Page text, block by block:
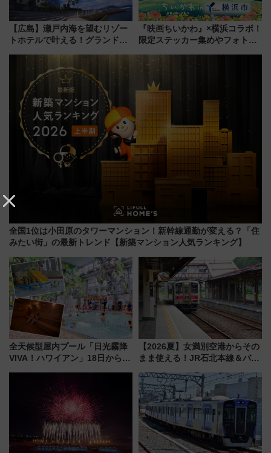
【広島】瀬戸内海を望むリゾー
トホテルで叶える！グランドプ
ディング＆カジュアルパーティ
ープラン
『映画ちいかわ』×横浜コラボ！
限定ステッカー集めやフォトス
いを満喫しよう（花火鑑賞会応
募は7/12まで！）
全国1位は小田原のタワーマンション！新幹線通勤が変える？「住
みたい街」の最新トレンド【新築マンション人気ランキング】
全天候型屋内プール「日光霧降
VIVA！ハワイアン」18日から営
ァミリーから大人まで幅広い世
代が一日中楽しる夏のリゾート
を楽しんで
【2026夏】女満別空港からその
まま使える！JR石北本線＆バス
ーパス」でおトクに道東観光
（8/3発売）